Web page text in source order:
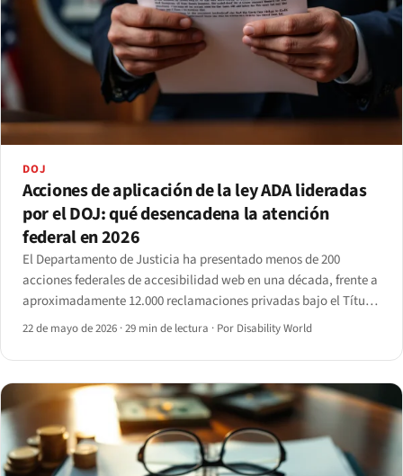
DOJ
Acciones de aplicación de la ley ADA lideradas
por el DOJ: qué desencadena la atención
federal en 2026
El Departamento de Justicia ha presentado menos de 200
acciones federales de accesibilidad web en una década, frente a
aproximadamente 12.000 reclamaciones privadas bajo el Título
III en 2024.
22 de mayo de 2026 ·29 min de lectura · Por Disability World